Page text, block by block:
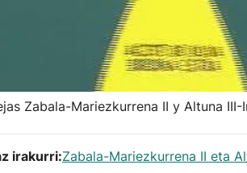
Zabala-Mariezkurrena II y Altuna
irakurri:Zabala-Mariezkurrena II eta